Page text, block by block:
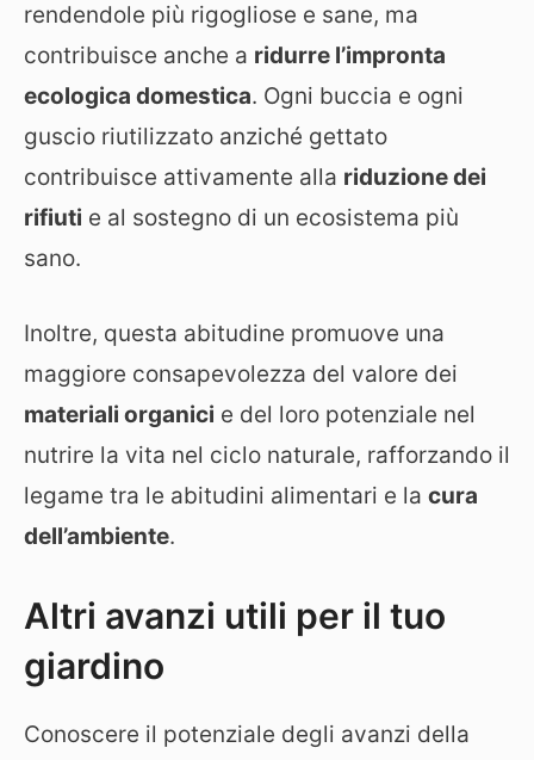
rendendole più rigogliose e sane, ma
contribuisce anche a ridurre l’impronta
ecologica domestica. Ogni buccia e ogni
guscio riutilizzato anziché gettato
contribuisce attivamente alla riduzione dei
rifiuti e al sostegno di un ecosistema più
sano.
Inoltre, questa abitudine promuove una
maggiore consapevolezza del valore dei
materiali organici e del loro potenziale nel
nutrire la vita nel ciclo naturale, rafforzando il
legame tra le abitudini alimentari e la cura
dell’ambiente.
Altri avanzi utili per il tuo
giardino
Conoscere il potenziale degli avanzi della